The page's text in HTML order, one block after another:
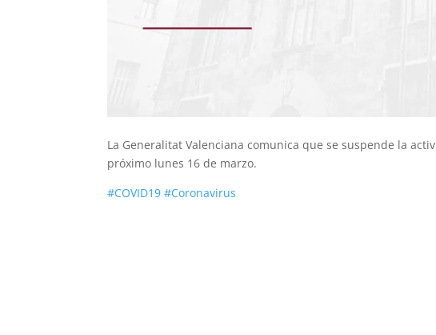
La Generalitat Valenciana comunica que se suspende la
próximo lunes 16 de marzo.
#COVID19 #Coronavirus